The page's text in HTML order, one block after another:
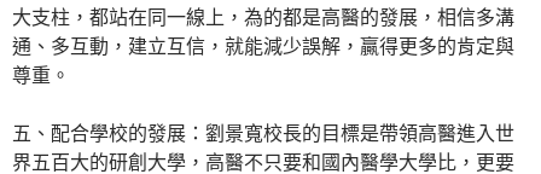
大支柱，都站在同一線上，為的都是高醫的發展，相信多溝
通、多互動，建立互信，就能減少誤解，贏得更多的肯定與
尊重。
五、配合學校的發展：劉景寬校長的目標是帶領高醫進入世
界五百大的研創大學，高醫不只要和國內醫學大學比，更要